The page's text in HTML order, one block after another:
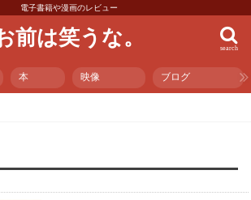
電子書籍や漫画のレビュー
前は笑うな。 search
本 映像 ブログ